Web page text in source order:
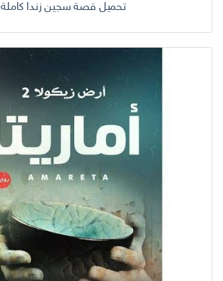
تحميل قصة سجين زندا كاملة